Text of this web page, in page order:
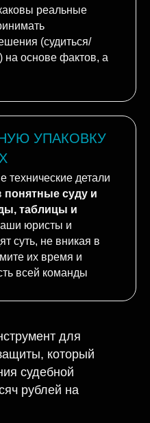
ли начинать спор, на
реальные
(судиться/
на основе фактов, а
УПАКОВКУ
детали
понятные суду и
таблицы и
юристы и
суть, не вникая в
их время и
для
который
судебной
рублей на